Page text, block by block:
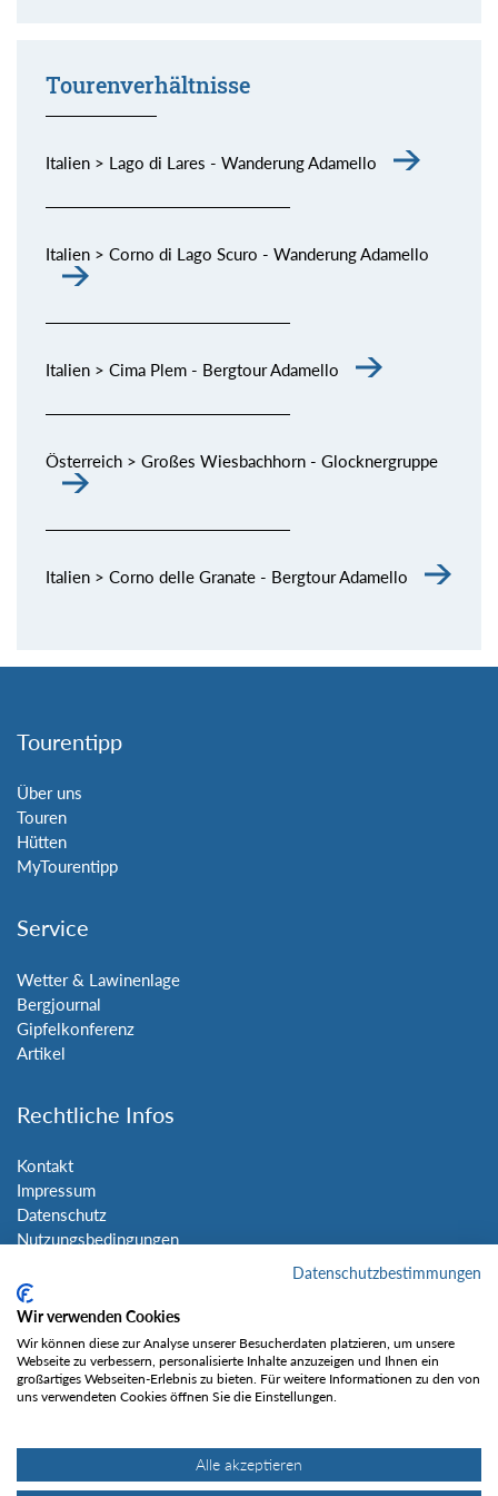
Tourenverhältnisse
Italien > Lago di Lares - Wanderung Adamello
Italien > Corno di Lago Scuro - Wanderung Adamello
Italien > Cima Plem - Bergtour Adamello
Österreich > Großes Wiesbachhorn - Glocknergruppe
Italien > Corno delle Granate - Bergtour Adamello
Tourentipp
Über uns
Touren
Hütten
MyTourentipp
Service
Wetter & Lawinenlage
Bergjournal
Gipfelkonferenz
Artikel
Rechtliche Infos
Kontakt
Impressum
Datenschutz
Nutzungsbedingungen
Social Media
Gefällt mir
Datenschutzbestimmungen
Wir verwenden Cookies
Wir können diese zur Analyse unserer Besucherdaten platzieren, um unsere
Webseite zu verbessern, personalisierte Inhalte anzuzeigen und Ihnen ein
großartiges Webseiten-Erlebnis zu bieten. Für weitere Informationen zu den von
uns verwendeten Cookies öffnen Sie die Einstellungen.
Alle akzeptieren